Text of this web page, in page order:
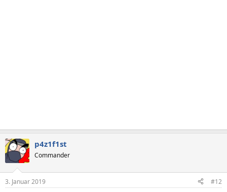
p4z1f1st
Commander
3. Januar 2019 #12